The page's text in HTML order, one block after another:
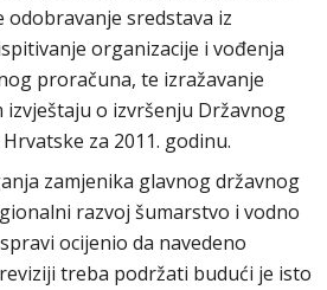
odobravanje sredstava iz
organizacije i vođenja
proračuna, te izražavanje
izvještaju o izvršenju Državnog
za 2011. godinu.
zamjenika glavnog državnog
razvoj šumarstvo i vodno
ocijenio da navedeno
treba podržati budući je isto